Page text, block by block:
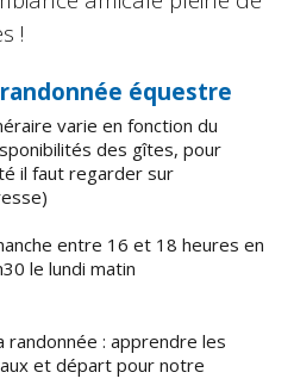
!
équestre
varie en fonction du
des gîtes, pour
il faut regarder sur
entre 16 et 18 heures en
le lundi matin
randonnée : apprendre les
et départ pour notre